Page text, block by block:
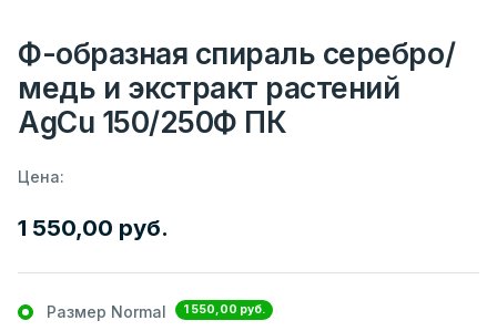
Ф-образная спираль серебро/
медь и экстракт растений
AgCu 150/250Ф ПК
Цена:
1 550,00 руб.
Размер Normal 1 550,00 руб.